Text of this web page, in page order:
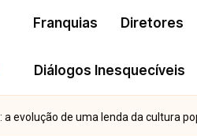
Franquias Diretores
Diálogos Inesquecíveis
a evolução de uma lenda da cultura